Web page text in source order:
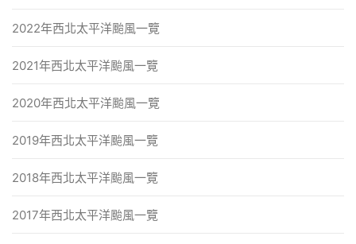
2022年西北太平洋颱風一覽
2021年西北太平洋颱風一覽
2020年西北太平洋颱風一覽
2019年西北太平洋颱風一覽
2018年西北太平洋颱風一覽
2017年西北太平洋颱風一覽